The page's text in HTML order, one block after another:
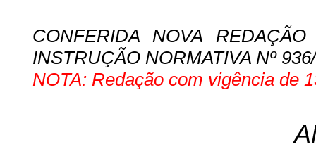
CONFERIDA NOVA
INSTRUÇÃO NORMATIVA Nº
NOTA: Redação com vigência de